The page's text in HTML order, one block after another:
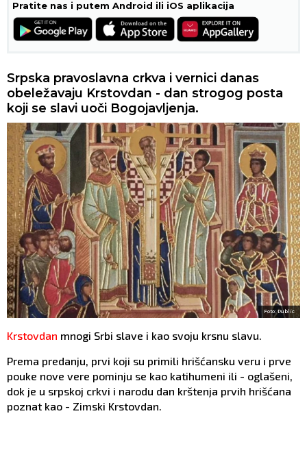
Pratite nas i putem Android ili iOS aplikacija
Srpska pravoslavna crkva i vernici danas
obeležavaju Krstovdan - dan strogog posta
koji se slavi uoči Bogojavljenja.
Foto: Public
Krstovdan mnogi Srbi slave i kao svoju krsnu slavu.
Prema predanju, prvi koji su primili hrišćansku veru i prve
pouke nove vere pominju se kao katihumeni ili - oglašeni,
dok je u srpskoj crkvi i narodu dan krštenja prvih hrišćana
poznat kao - Zimski Krstovdan.